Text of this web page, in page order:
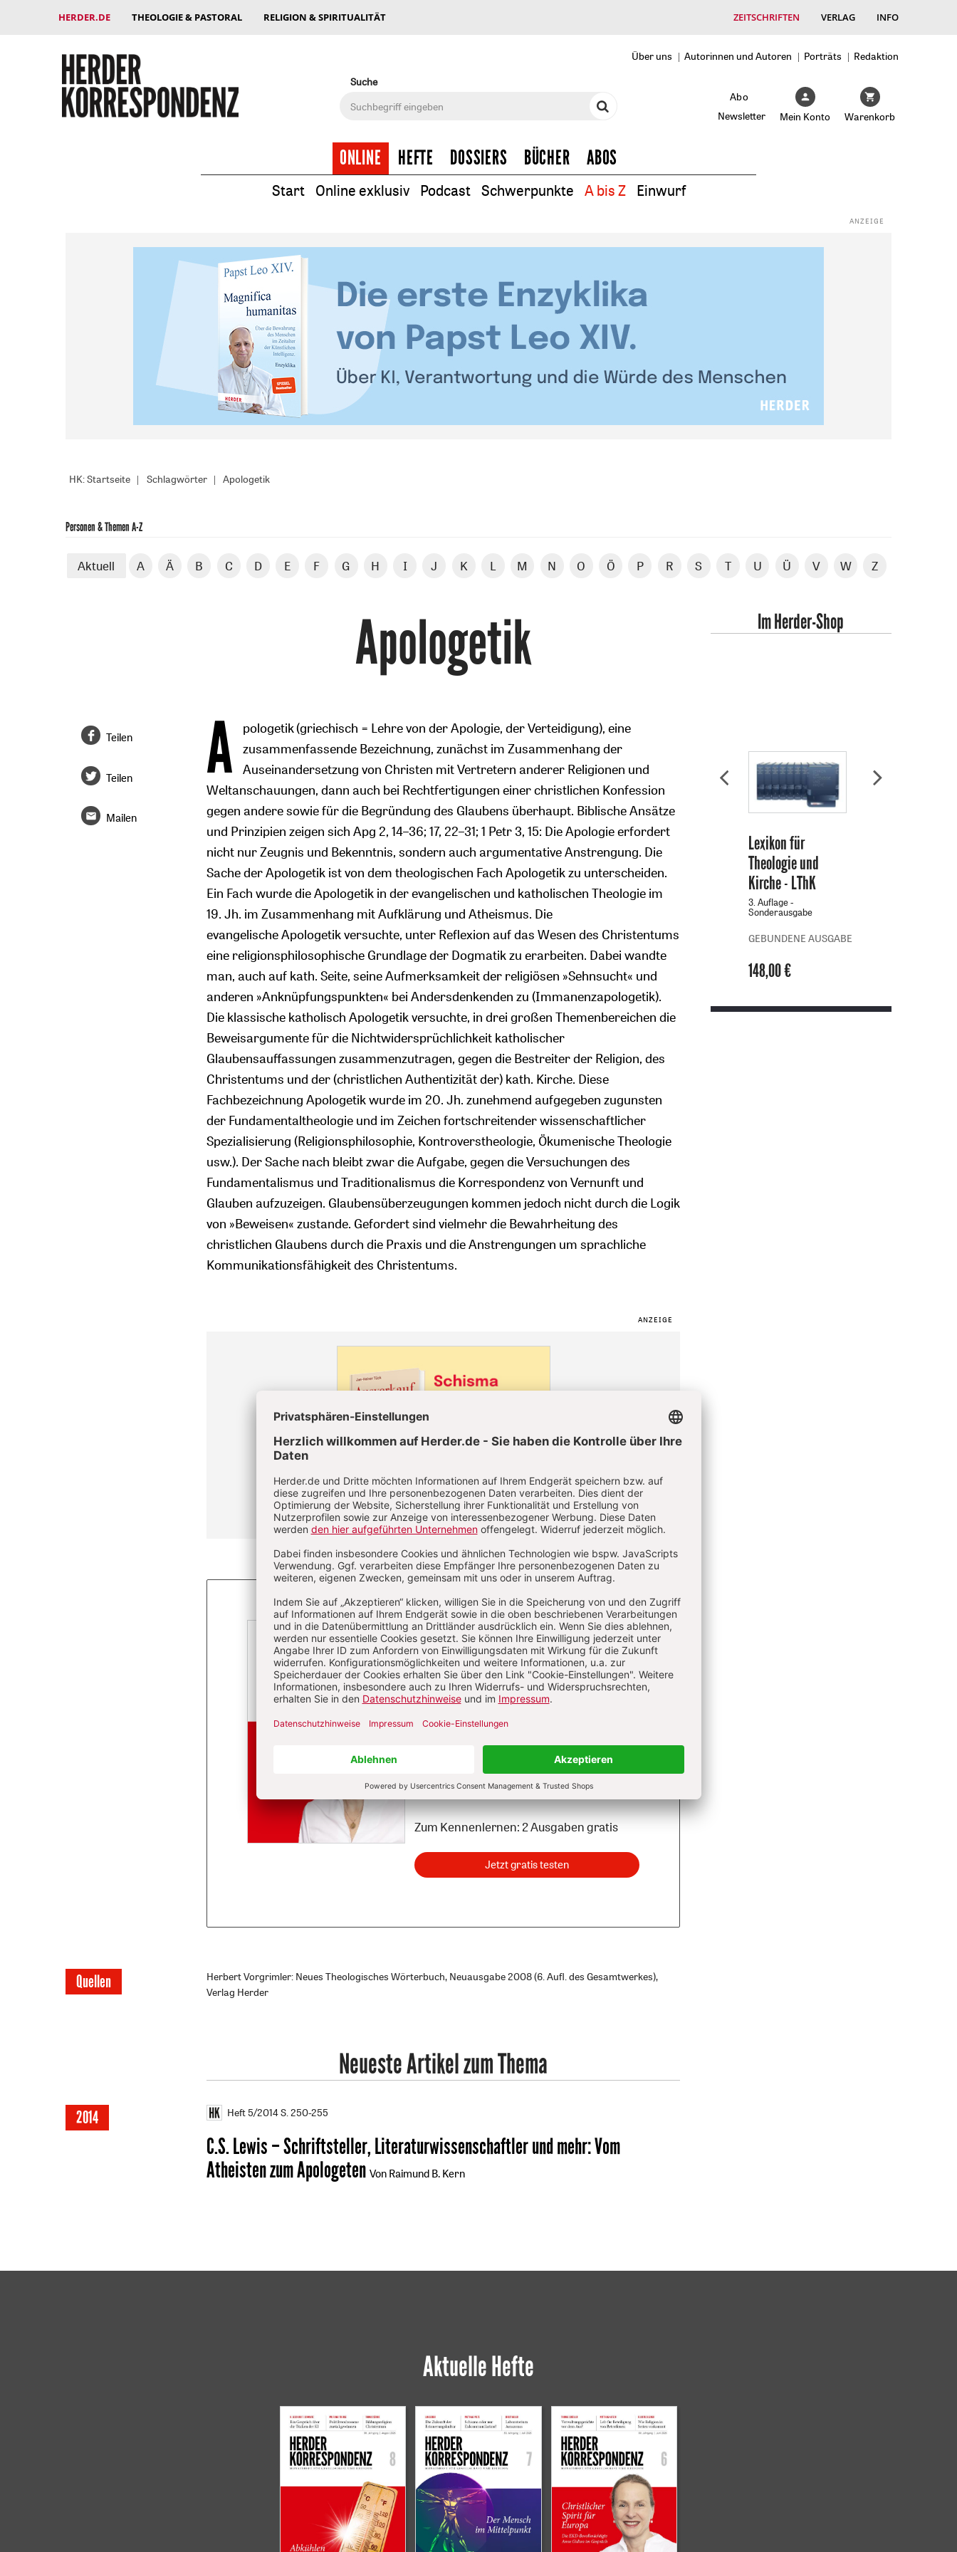
HERDER.DE THEOLOGIE & PASTORAL RELIGION & SPIRITUALITÄT ZEITSCHRIFTEN VERLAG INFO
Über uns Autorinnen und Autoren Porträts
Redaktion
Suche
Abo
Newsletter
Mein Konto Warenkorb
ONLINE HEFTE DOSSIERS BÜCHER ABOS
Start Online exklusiv Podcast Schwerpunkte A bis Z Einwurf
HK: Startseite Schlagwörter Apologetik
Personen & Themen A-Z
Aktuell A Ä B C D E F G H I J K L M N O Ö P R S T U Ü V W Z
Apologetik
A pologetik(griechisch = Lehre von der Apologie, der Verteidigung), eine
zusammenfassende Bezeichnung, zunächst im Zusammenhang der
Auseinandersetzung von Christen mit Vertretern anderer Religionen und
Weltanschauungen, dann auch bei Rechtfertigungen einer christlichen Konfession
gegen andere sowie für die Begründung des Glaubens überhaupt. Biblische Ansätze
und Prinzipien zeigen sich Apg 2, 14–36; 17, 22–31; 1 Petr 3, 15: Die Apologie erfordert
nicht nur Zeugnis und Bekenntnis, sondern auch argumentative Anstrengung. Die
Sache der Apologetik ist von dem theologischen Fach Apologetik zu unterscheiden.
Ein Fach wurde die Apologetik in der evangelischen und katholischen Theologie im
19. Jh. im Zusammenhang mit Aufklärung und Atheismus. Die
evangelische Apologetik versuchte, unter Reflexion auf das Wesen des Christentums
eine religionsphilosophische Grundlage der Dogmatik zu erarbeiten. Dabei wandte
man, auch auf kath. Seite, seine Aufmerksamkeit der religiösen »Sehnsucht« und
anderen »Anknüpfungspunkten« bei Andersdenkenden zu (Immanenzapologetik).
Die klassische katholisch Apologetik versuchte, in drei großen Themenbereichen die
Beweisargumente für die Nichtwidersprüchlichkeit katholischer
Glaubensauffassungen zusammenzutragen, gegen die Bestreiter der Religion, des
Christentums und der (christlichen Authentizität der) kath. Kirche. Diese
Fachbezeichnung Apologetik wurde im 20. Jh. zunehmend aufgegeben zugunsten
der Fundamentaltheologie und im Zeichen fortschreitender wissenschaftlicher
Spezialisierung (Religionsphilosophie, Kontroverstheologie, Ökumenische Theologie
usw.). Der Sache nach bleibt zwar die Aufgabe, gegen die Versuchungen des
Fundamentalismus und Traditionalismus die Korrespondenz von Vernunft und
Glauben aufzuzeigen. Glaubensüberzeugungen kommen jedoch nicht durch die Logik
von »Beweisen« zustande. Gefordert sind vielmehr die Bewahrheitung des
christlichen Glaubens durch die Praxis und die Anstrengungen um sprachliche
Kommunikationsfähigkeit des Christentums.
Die Herder
Korrespondenz im Abo
und Religion sowie ihrem jeweiligen
gesellschaftlichen und kulturellen
Umfeld.
Zum Kennenlernen: 2 Ausgaben gratis
Jetzt gratis testen
Teilen
Teilen
Mailen
Überschrift
Quellen
Herbert Vorgrimler: Neues Theologisches Wörterbuch, Neuausgabe 2008 (6. Aufl. des Gesamtwerkes),
Verlag Herder
Neueste Artikel zum Thema
2014 Heft 5/2014S. 250-255
C.S. Lewis – Schriftsteller, Literaturwissenschaftler und mehr:Vom
Atheisten zum Apologeten Von Raimund B. Kern
Im Herder-Shop
Lexikon für
Theologie und
Kirche - LThK
-
3. Auflage -
Sonderausgabe
GEBUNDENE AUSGABE
148,00 €
Zurück
Aktuelle Hefte